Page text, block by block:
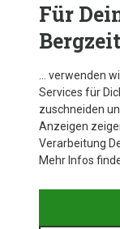
Du sparst 14%
Für
… verwenden
Services für
zuschneiden
Anzeigen
Verarbeitung
Mehr Infos